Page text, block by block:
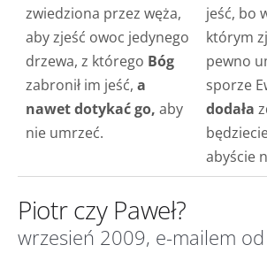
zwiedziona przez węża,
aby zjeść owoc jedynego
drzewa, z którego Bóg
zabronił im jeść, a
nawet dotykać go, aby
nie umrzeć.
jeść, bo
którym
pewno
sporze
dodała
abyście
Piotr czy Paweł?
wrzesień 2009, e-mailem